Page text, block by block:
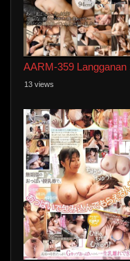
AARM-359
13 views